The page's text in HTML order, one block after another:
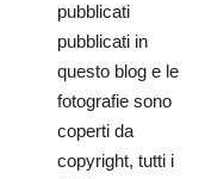
pubblicati
pubblicati in
questo blog e le
fotografie sono
coperti da
copyright, tutti i